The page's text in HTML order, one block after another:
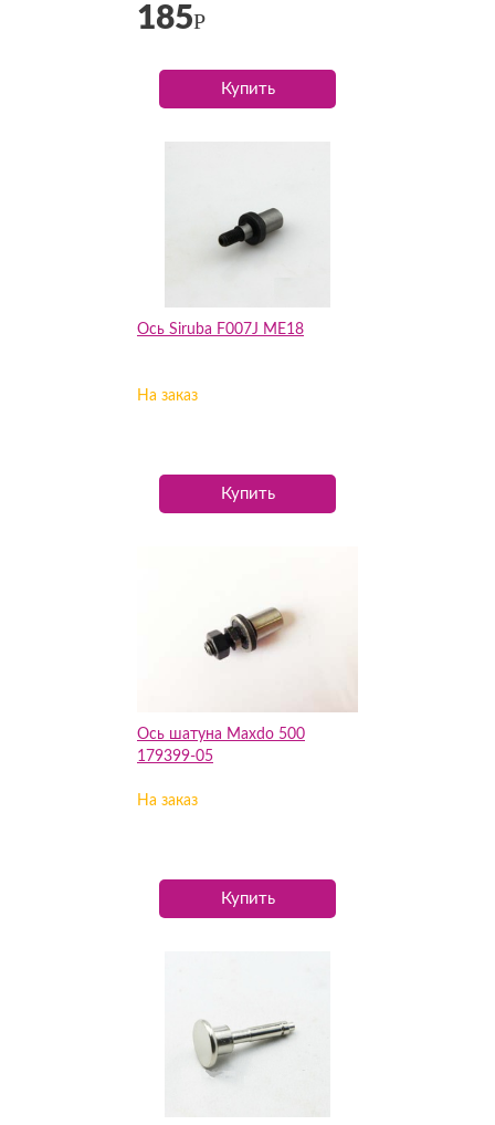
185Р
Купить
Ось Siruba F007J МЕ18
На заказ
Купить
Ось шатуна Maxdo 500
179399-05
На заказ
Купить